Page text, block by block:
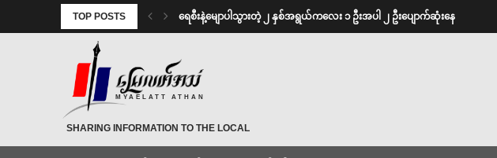
TOP POSTS ရေစီးနဲ့မျောပါသွားတဲ့ ၂ နှစ်အရွယ်ကလေး ၁ ဦးအပါ ၂ ဦးပျောက်ဆုံးနေ
MYAELATT ATHAN
SHARING INFORMATION TO THE LOCAL